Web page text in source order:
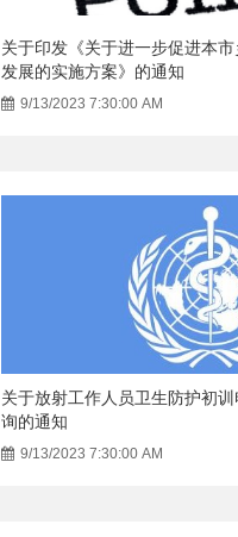
关于印发《关于进一步促进本
发展的实施方案》的通知
9/13/2023 7:30:00 AM
关于放射工作人员卫生防护初
询的通知
9/13/2023 7:30:00 AM